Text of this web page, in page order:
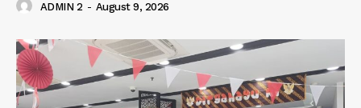
ADMIN 2 - August 9, 2026